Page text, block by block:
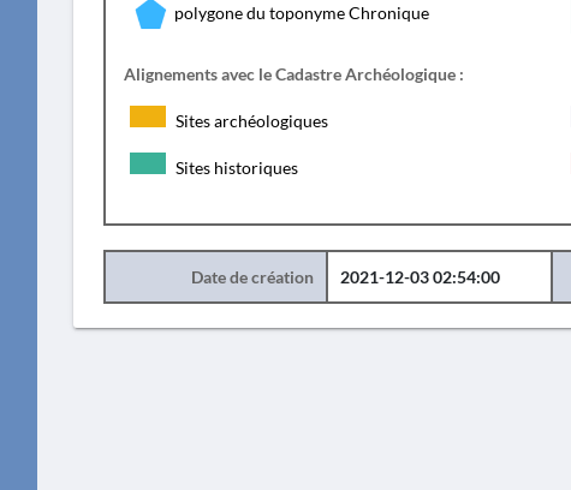
polygone du toponyme Chronique
Alignements avec le Cadastre Archéologique :
Sites archéologiques
Sites historiques
Date de création 2021-12-03 02:54:00